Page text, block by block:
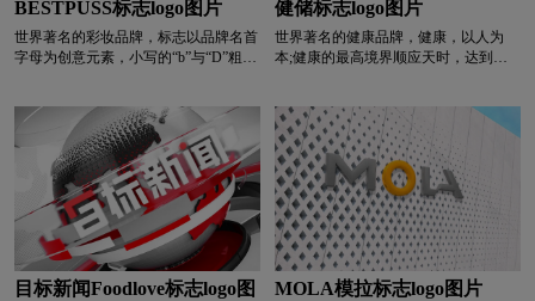
深红色logo设计 生物logo设计 图书馆logo设计
涂料logo设计 碳酸饮料logo设计
T字母酒店logo设计 网络公司logo设计
卫视logo设计 威士忌logo设计 卫生巾logo设计
W字母酒店logo设计 校徽logo设计
BESTPUSS标志logo图片
世界著名的彩妆品牌，标志以品牌名首
字母为创意元素，小写的“b”与“D”粗细
考量:在“b”与“D”交桑上的细节处理，计
敕个图形具有呼吸感，精致不累螯。标
志整体气质时尚轻奢，外表内涵兼具，
具备国际化的特质。
健储标志logo图片
世界著名的健康品牌，健康，以人为
本;健康的最高境界顺应天时，达到天
法自然、不急、不争、大道无形。把握
此内在，围绕“禅”“气”“韵”，极简、留
白、空灵、静心，一切尽现，水到渠
成。
目标新闻Foodlove标志logo图
MOLA模拉标志logo图片